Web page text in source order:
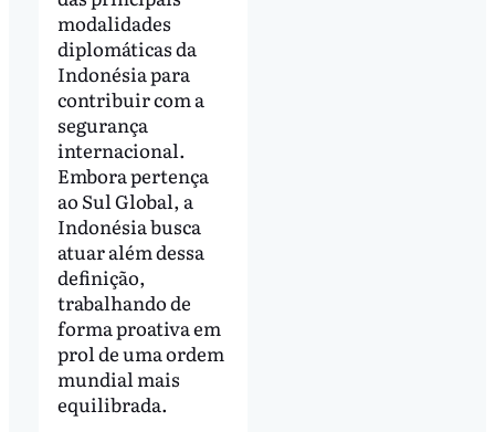
modalidades
diplomáticas da
Indonésia para
contribuir com a
segurança
internacional.
Embora pertença
ao Sul Global, a
Indonésia busca
atuar além dessa
definição,
trabalhando de
forma proativa em
prol de uma ordem
mundial mais
equilibrada.